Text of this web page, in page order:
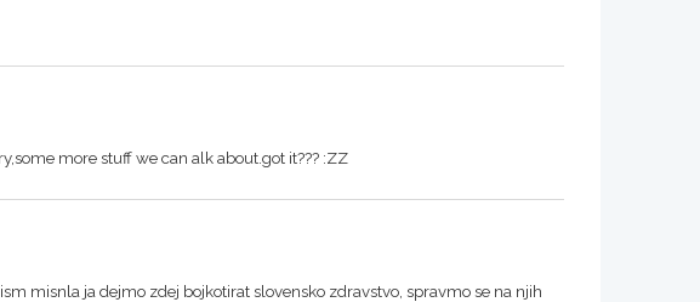
more stuff we can alk about.got it??? :ZZ
misnla ja dejmo zdej bojkotirat slovensko zdravstvo, spravmo se na njih